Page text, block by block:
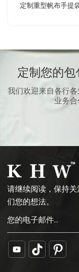
定制重型帆布手提
定制您的包
我们欢迎来自各行
业务合
请继续阅读，保持
们您的想法。